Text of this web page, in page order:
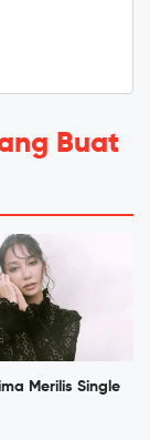
Buat
Merilis Single